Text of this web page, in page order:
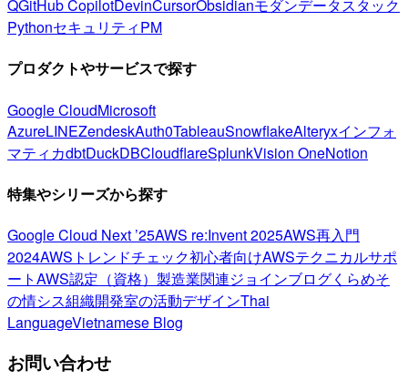
QGitHub CopilotDevinCursorObsidianモダンデータスタック
PythonセキュリティPM
プロダクトやサービスで探す
Google CloudMicrosoft
AzureLINEZendeskAuth0TableauSnowflakeAlteryxインフォ
マティカdbtDuckDBCloudflareSplunkVision OneNotion
特集やシリーズから探す
Google Cloud Next ’25AWS re:Invent 2025AWS再入門
2024AWSトレンドチェック初心者向けAWSテクニカルサポ
ートAWS認定（資格） 製造業関連ジョインブログくらめそ
の情シス組織開発室の活動デザインThai
LanguageVietnamese Blog
お問い合わせ